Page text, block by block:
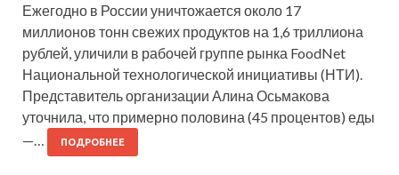
Ежегодно в России уничтожается около 17
миллионов тонн свежих продуктов на 1,6 триллиона
рублей, уличили в рабочей группе рынка FoodNet
Национальной технологической инициативы (НТИ).
Представитель организации Алина Осьмакова
уточнила, что примерно половина (45 процентов) еды
—…
ПОДРОБНЕЕ